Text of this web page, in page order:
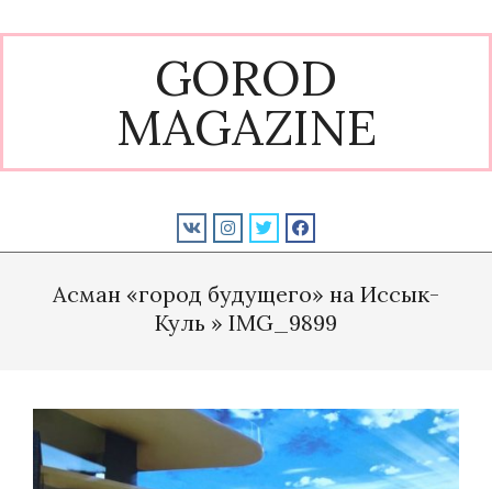
to
GOROD
MAGAZINE
NavigationАсман «город будущего» на Иссык-
Куль » IMG_9899